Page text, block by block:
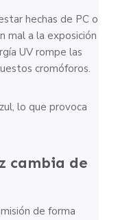
hechas de PC o
mal a la exposición
UV rompe las
cromóforos.
lo que provoca
cambia de
de forma